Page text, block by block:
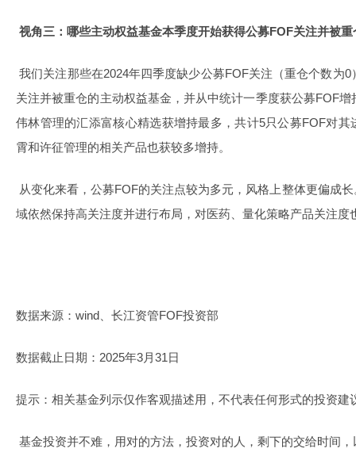
视角三：哪些主动权益基金本季度开始获得公募FOF关注并被重
我们关注那些在2024年四季度缺少公募FOF关注（重仓个数为
关注并被重仓的主动权益基金，并从中统计一季度获公募FOF
伟林管理的汇添富核心精选获增持最多，共计5只公募FOF对
霄和许征管理的相关产品也获较多增持。
从变化来看，公募FOF的关注点较为多元，风格上整体更偏成
域依然保持高关注度并进行布局，对医药、量化策略产品关注度
数据来源：wind、长江资管FOF投资部
数据截止日期：2025年3月31日
提示：相关基金列示仅作客观描述用，不代表任何形式的投资建
基金投资并不难，用对的方法，投资对的人，剩下的交给时间